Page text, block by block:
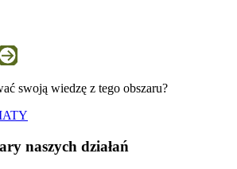
swoją wiedzę z tego obszaru?
naszych działań